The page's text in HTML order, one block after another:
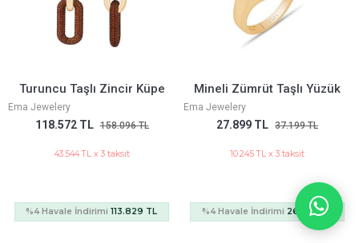
Mineli Zümrüt Taşlı Yüzük
Ema Jewelery
27.899 TL 37.199 TL
10.245 TL x 3 taksit
%4 Havale İndirimi26.783 TL
Yonca Şans Altın Halhal
Ema Jewelery
48.126 TL 64.168 TL
17.673 TL x 3 taksit
%4 Havale İndirimi 46.201 TL